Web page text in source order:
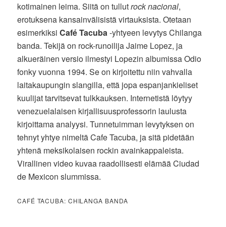
kotimainen leima. Siitä on tullutrock nacional,
erotuksena kansainvälisistä virtauksista. Otetaan
esimerkiksiCafé Tacuba-yhtyeen levytys Chilanga
banda. Tekijä on rock-runoilija Jaime Lopez, ja
alkueräinen versio ilmestyi Lopezin albumissa Odio
fonky vuonna 1994. Se on kirjoitettu niin vahvalla
laitakaupungin slangilla, että jopa espanjankieliset
kuulijat tarvitsevat tulkkauksen. Internetistä löytyy
venezuelalaisen kirjallisuusprofessorin laulusta
kirjoittama analyysi. Tunnetuimman levytyksen on
tehnyt yhtye nimeltä Cafe Tacuba, ja sitä pidetään
yhtenä meksikolaisen rockin avainkappaleista.
Virallinen video kuvaa raadollisesti elämää Ciudad
de Mexicon slummissa.
CAFÉ TACUBA: CHILANGA BANDA